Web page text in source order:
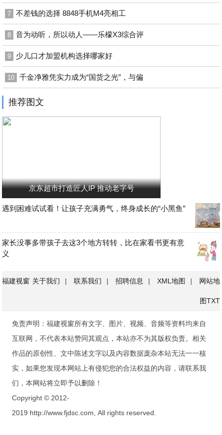
7 不差钱的选择 8848手机M4亮相工
8 音为动听，所以动人——乐檬X3综合评
9 少儿口才加盟机构选择哪家好
10 千金净雅凭实力成为“国货之光”，与偏
推荐图文
京东超市打造匠人IP 推动老字号
遇到困难试试看！让孩子充满勇气，终身成长的“小黑鱼”
家长没事多带孩子去这3个地方转转，比在家看书更有意
义
福建视窗 关于我们 | 联系我们 | 招聘信息 | XML地图 | 网站地
图TXT
免责声明：福建视窗所有文字、图片、视频、音频等资料均来自
互联网，不代表本站赞同其观点，本站亦不为其版权负责。相关
作品的原创性、文中陈述文字以及内容数据庞杂本站无法一一核
实，如果您发现本网站上有侵犯您的合法权益的内容，请联系我
们，本网站将立即予以删除！
Copyright © 2012-
2019 http://www.fjdsc.com, All rights reserved.